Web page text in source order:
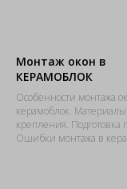
Монтаж окон в
КЕРАМОБЛОК
Особенности монтажа
керамоблок. Материалы
крепления. Подготовка
Ошибки монтажа в